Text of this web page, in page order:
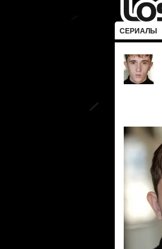
СЕРИАЛЫ